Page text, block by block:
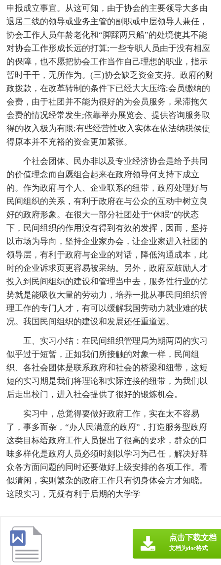
申报成立事宜。从这可知，由于协会的主要领导大多由
退居二线的领导或业务主管的副职或中层领导人兼任，
协会工作人员年龄老化和“脚踩两只船”的处境使其不能
对协会工作形成长远的打算;一些专职人员由于没有相应
的保障，也不愿把协会工作当作自己理想的职业，指示
暂时干干，无所作为。(三)协会缺乏资金支持。政府的财
政拨款，在改革转制的条件下已经大大压缩;会员缴纳的
会费，由于社团并不能为很好的为会员服务，呆滞拖欠
会费的情况经常发生;依靠举办展览会、提供咨询服务取
得的收入极为有限;有些经营性收入实体在依法纳税侯使
得原本并不充裕的资金更加紧张。
个社会团体、民办非以及专业经济协会是给予共同
的价值理念而自愿组合起来在政府领导何支持下成立
的。作为政府与个人、企业联系的纽带，政府处理好与
民间组织的关系，有利于政府在与公众的互动中树立良
好的政府形象。在很大一部分社团处于“休眠”的状态
下，民间组织的作用没有得到有效的发挥，因而，坚持
以市场为导向，坚持企业家办会，让企业家进入社团的
领导层，有利于政府与企业的对话，降低沟通成本，此
时的企业诉求页更容易被采纳。另外，政府应鼓励人才
投入到民间组织的建设和管理当中去，服务性行业的优
势就是能吸收大量的劳动力，培养一批从事民间组织管
理工作的专门人才，有可以缓解我国劳动力就业难的状
况。我国民间组织的建设和发展还任重道远。
五、实习小结：在民间组织管理局为期两周的实习
似乎过于短暂，正如我们所接触的对象一样，民间组
织、各社会团体是联系政府和社会的桥梁和纽带，这短
短的实习期是我们将理论和实际连接的纽带，为我们以
后走出校门，进入社会提供了很好的锻炼机会。
实习中，总觉得要做好政府工作，实在太不容易
了，事多而杂，“办人民满意的政府”，打造服务型政府
这类目标给政府工作人员提出了很高的要求，群众的口
味多样化是政府人员必须时刻以学习为己任，解决好群
众各方面问题的同时还要做好上级安排的各项工作。看
似清闲，实则繁杂的政府工作只有切身体会方才知晓。
这段实习，无疑有利于后期的大学学
点击下载文档
文档为doc格式